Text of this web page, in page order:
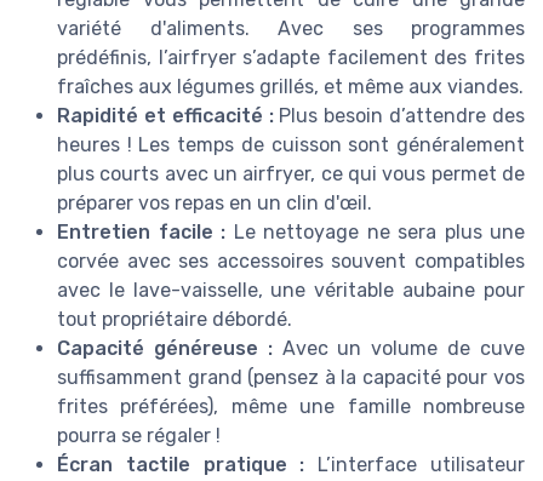
variété d'aliments. Avec ses programmes
prédéfinis, l’airfryer s’adapte facilement des frites
fraîches aux légumes grillés, et même aux viandes.
Rapidité et efficacité :Plus besoin d’attendre des
heures ! Les temps de cuisson sont généralement
plus courts avec un airfryer, ce qui vous permet de
préparer vos repas en un clin d'œil.
Entretien facile : Le nettoyage ne sera plus une
corvée avec ses accessoires souvent compatibles
avec le lave-vaisselle, une véritable aubaine pour
tout propriétaire débordé.
Capacité généreuse :Avec un volume de cuve
suffisamment grand (pensez à la capacité pour vos
frites préférées), même une famille nombreuse
pourra se régaler !
Écran tactile pratique : L’interface utilisateur